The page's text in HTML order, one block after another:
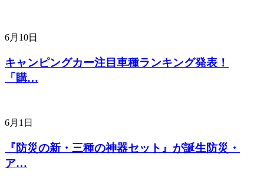
6月10日
キャンピングカー注目車種ランキング発表！
「購…
6月1日
『防災の新・三種の神器セット』が誕生防災・
ア…